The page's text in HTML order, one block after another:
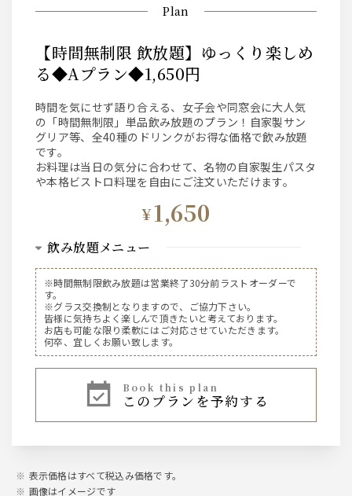
Plan
【時間無制限 飲放題】ゆっくり楽しめ
る◆Aプラン◆1,650円
時間を気にせず語り合える、女子会や同窓会に大人気
の「時間無制限」単品飲み放題のプラン！自家製サン
グリア等、全40種のドリンクがお得な価格で飲み放題
です。
お料理は当日の気分に合わせて、名物の自家製生パスタ
や本格ビストロ料理を自由にご注文いただけます。
¥1,650
飲み放題メニュー
ビール
SUNTORY 金麦
※プレミアムモルツに変更
+300円
ウィスキー
SUNTORYハイボール・ジンジャーハイボール・コークハイ
・超炭酸レモンサワー
・トマトサワー
※時間無制限飲み放題は営業終了30分前ラストオーダーで
す。
※グラス交換制となりますので、ご協力下さい。
皆様に気持ちよく楽しんで頂きたいと考えております。
お店も可能な限り柔軟にはご対応させていただきます。
何卒、宜しくお願い致します。
book this plan
このプランを予約する
表示価格はすべて税込み価格です。
画像はイメージです